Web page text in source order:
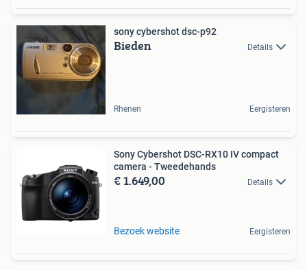
sony cybershot dsc-p92
Bieden Details
Rhenen Eergisteren
Sony Cybershot DSC-RX10 IV compact
camera - Tweedehands
€ 1.649,00 Details
Bezoek website Eergisteren